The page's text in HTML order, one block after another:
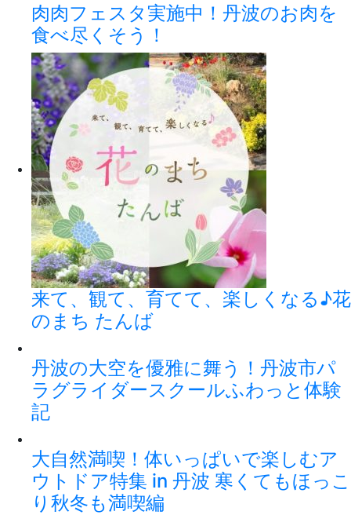
肉肉フェスタ実施中！丹波のお肉を
食べ尽くそう！
来て、観て、育てて、楽しくなる♪花
のまち たんば
丹波の大空を優雅に舞う！丹波市パ
ラグライダースクールふわっと体験
記
大自然満喫！体いっぱいで楽しむア
ウトドア特集 in 丹波 寒くてもほっこ
り秋冬も満喫編